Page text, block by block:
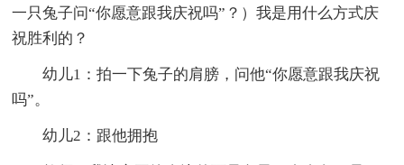
一只兔子问“你愿意跟我庆祝吗”？）我是用什么方式庆
祝胜利的？
幼儿1：拍一下兔子的肩膀，问他“你愿意跟我庆祝
吗”。
幼儿2：跟他拥抱